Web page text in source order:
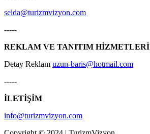
selda@turizmvizyon.com
-----
REKLAM VE TANITIM HİZMETLERİ
Detay Reklam uzun-baris@hotmail.com
-----
İLETİŞİM
info@turizmvizyon.com